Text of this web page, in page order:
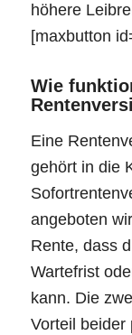
höhere
[maxbutton
Wie
Eine
gehört in die
angeboten
Rente, dass
Wartefrist
kann. Die
Vorteil beider